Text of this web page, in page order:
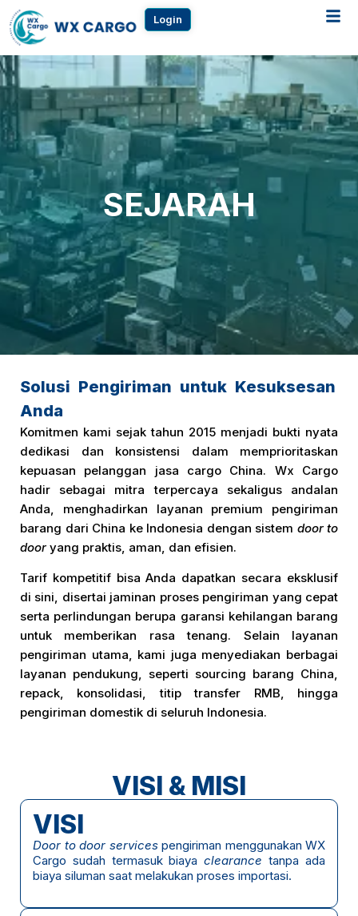
Login
SEJARAH
Solusi Pengiriman untuk Kesuksesan
Anda
Komitmen kami sejak tahun 2015 menjadi bukti nyata
dedikasi dan konsistensi dalam memprioritaskan
kepuasan pelanggan jasa cargo China. Wx Cargo
hadir sebagai mitra terpercaya sekaligus andalan
Anda, menghadirkan layanan premium pengiriman
barang dari China ke Indonesia dengan sistem door to
door yang praktis, aman, dan efisien.
Tarif kompetitif bisa Anda dapatkan secara eksklusif
di sini, disertai jaminan proses pengiriman yang cepat
serta perlindungan berupa garansi kehilangan barang
untuk memberikan rasa tenang. Selain layanan
pengiriman utama, kami juga menyediakan berbagai
layanan pendukung, seperti sourcing barang China,
repack, konsolidasi, titip transfer RMB, hingga
pengiriman domestik di seluruh Indonesia.
VISI & MISI
VISI
Door to door servicespengiriman menggunakan WX
Cargo sudah termasuk biayaclearance tanpa ada
biaya siluman saat melakukan proses importasi.